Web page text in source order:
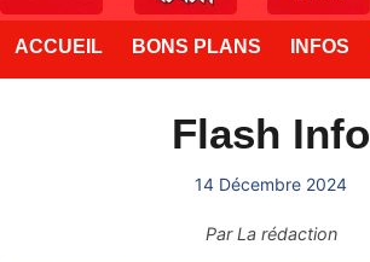
ACCUEIL BONS PLANS INFOS
Flash Info
14 Décembre 2024
ParLa rédaction